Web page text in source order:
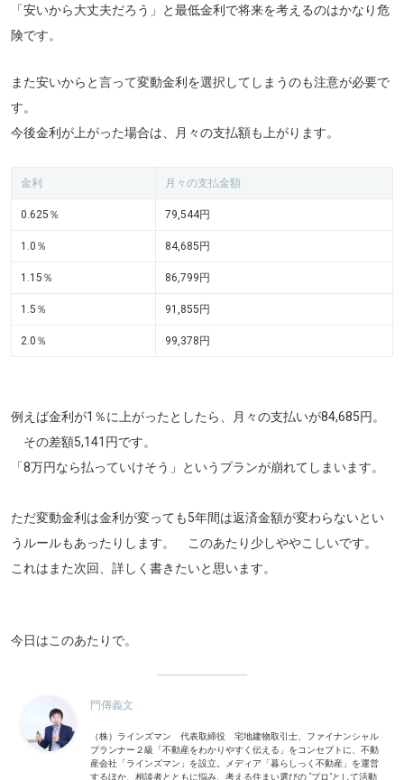
「安いから大丈夫だろう」と最低金利で将来を考えるのはかなり危
険です。
また安いからと言って変動金利を選択してしまうのも注意が必要で
す。
今後金利が上がった場合は、月々の支払額も上がります。
金利 月々の支払金額
0.625％ 79,544円
1.0％ 84,685円
1.15％ 86,799円
1.5％ 91,855円
2.0％ 99,378円
例えば金利が1％に上がったとしたら、月々の支払いが84,685円。
その差額5,141円です。
「8万円なら払っていけそう」というプランが崩れてしまいます。
ただ変動金利は金利が変っても5年間は返済金額が変わらないとい
うルールもあったりします。 このあたり少しややこしいです。
これはまた次回、詳しく書きたいと思います。
今日はこのあたりで。
門傳義文
（株）ラインズマン 代表取締役 宅地建物取引士、ファイナンシャル
プランナー２級「不動産をわかりやすく伝える」をコンセプトに、不動
産会社「ラインズマン」を設立。メディア「暮らしっく不動産」を運営
するほか、相談者とともに悩み、考える住まい選びの “プロ”として活動